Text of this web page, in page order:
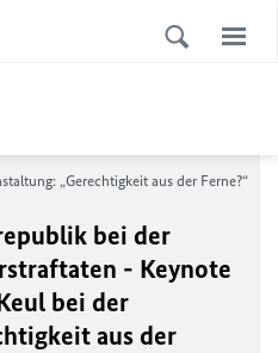
„Gerechtigkeit aus der Ferne?“
bei der
- Keynote
bei der
aus der